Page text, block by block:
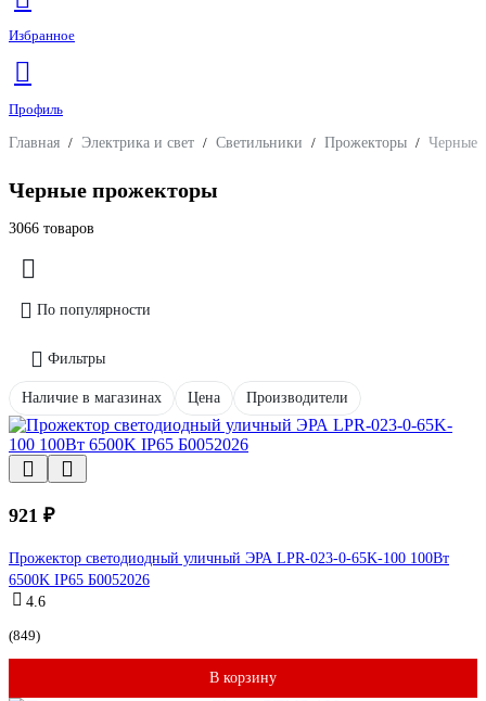
Избранное
Профиль
Главная / Электрика и свет / Светильники / Прожекторы / Черные
Черные прожекторы
3066 товаров
По популярности
Фильтры
Наличие в магазинах Цена Производители
921 ₽
Прожектор светодиодный уличный ЭРА LPR-023-0-65K-100 100Вт
6500K IP65 Б0052026
4.6
(849)
В корзину